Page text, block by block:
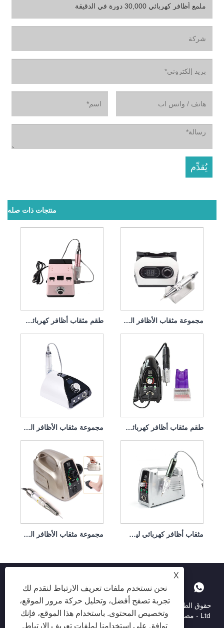
منتجات ذات صله
طقم مثقاب أظافر كهربائي لإزالة طلاء الجل 65 واط 35000 دورة في الدقيقة مجموعة مثقاب الأظافر الكهربائية الاحترافية 65 وات 35000 دورة في الدقيقة
مجموعة مثقاب الأظافر الكهربائية اللازمة 65 وات 35000 دورة في الدقيقة طقم مثقاب أظافر كهربائي لإزالة الغمس 65 وات 35000 دورة في الدقيقة
مجموعة مثقاب الأظافر الكهربائية المحمولة مع محرك قوي 65 وات 35000 دورة في الدقيقة مثقاب أظافر كهربائي ليس من السهل إتلاف قبضة اليد 65 وات 35000 دورة في الدقيقة
X
نحن نستخدم ملفات تعريف الارتباط لنقدم لك
تجربة تصفح أفضل، وتحليل حركة مرور الموقع،
وتخصيص المحتوى. باستخدام هذا الموقع، فإنك
توافق على استخدامنا لملفات تعريف الارتباط.
حقوق الطبع والنشر © 2025 Shenzhen Ruina Optoelectronic Co. ،
Ltd - مصباح الأظافر ، حفر الأظافر ، جامع غبار الأظافر - جميع الحقوق
محفوظة.